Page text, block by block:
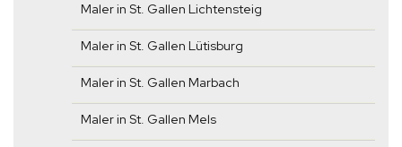
Maler in St. Gallen Lichtensteig
Maler in St. Gallen Lütisburg
Maler in St. Gallen Marbach
Maler in St. Gallen Mels